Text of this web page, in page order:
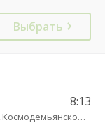
Выбрать
8:13
Памятник А.Космодемьянскому(Балтийское шоссе) трасса